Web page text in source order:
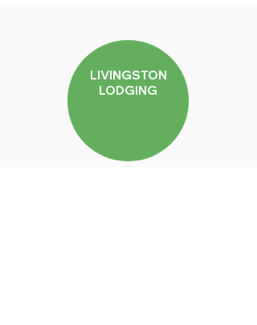
LIVINGSTON
LODGING